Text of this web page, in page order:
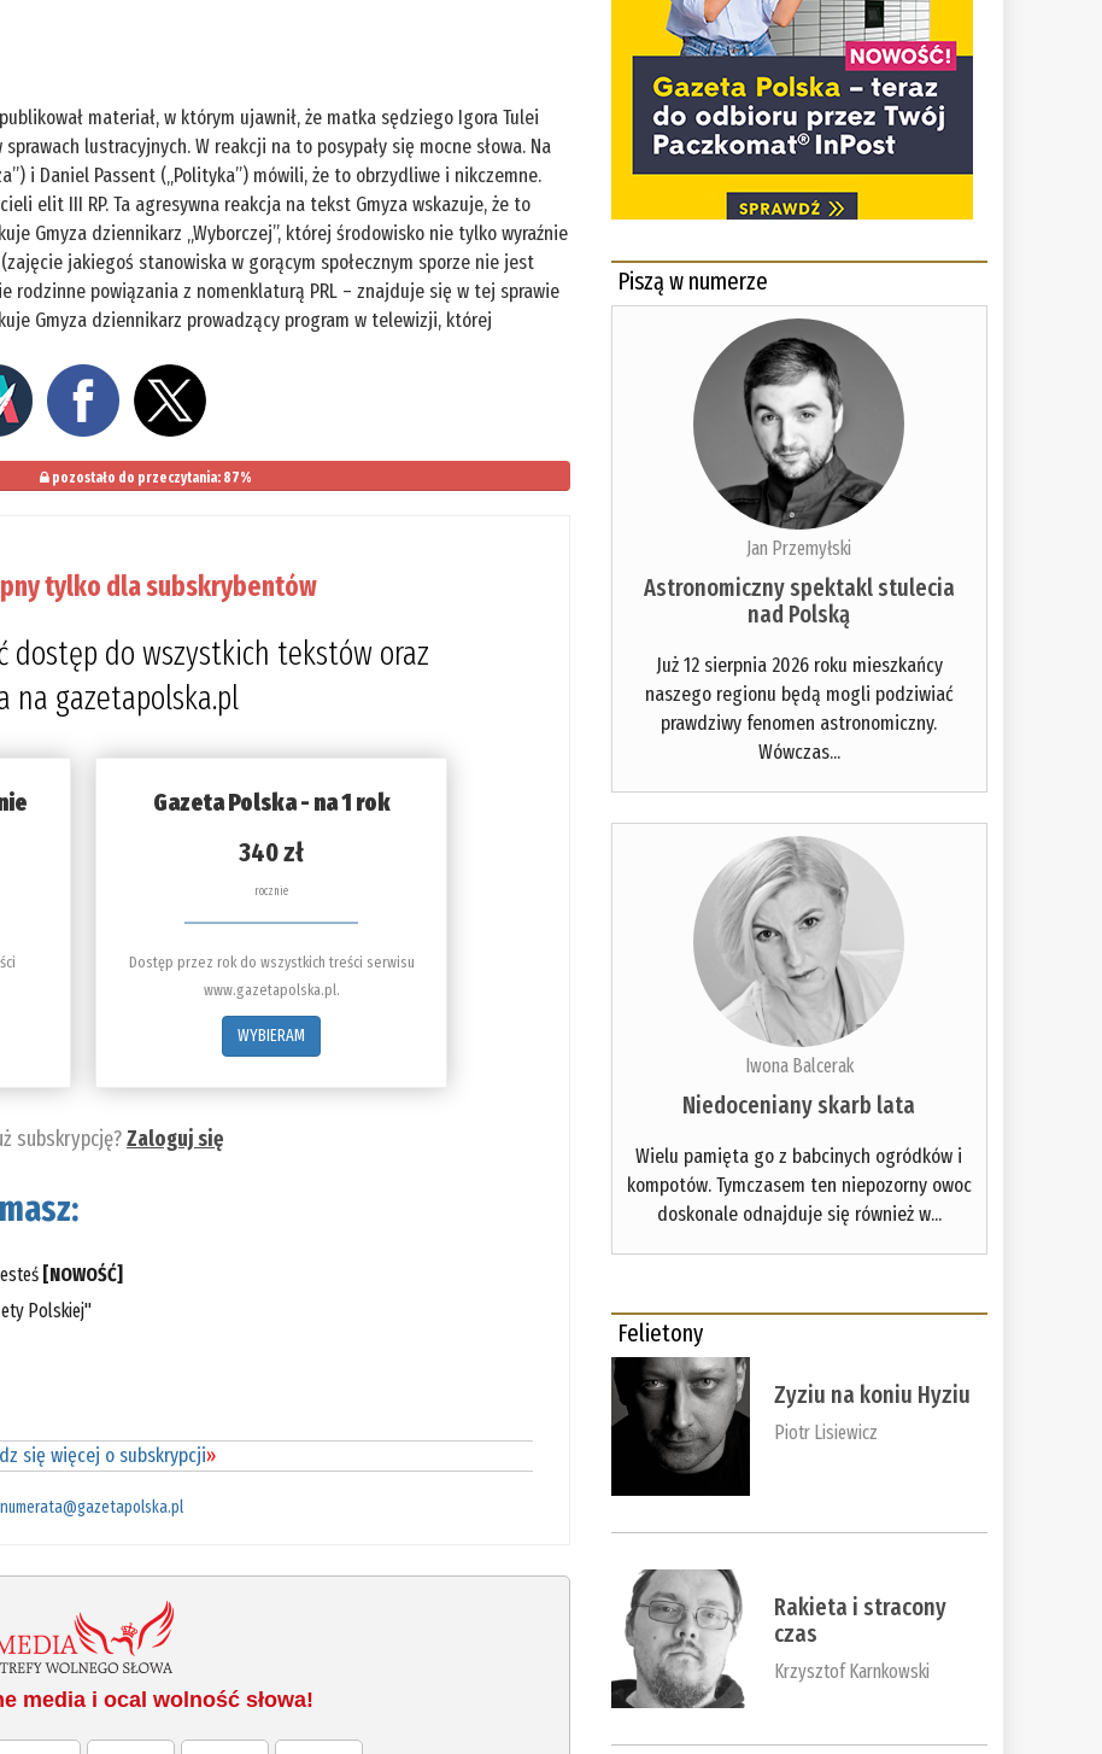
materiał, w którym ujawnił, że matka sędziego Igora Tulei
lustracyjnych. W reakcji na to posypały się mocne słowa. Na
i Daniel Passent („Polityka”) mówili, że to obrzydliwe i nikczemne.
elit III RP. Ta agresywna reakcja na tekst Gmyza wskazuje, że to
Gmyza dziennikarz „Wyborczej”, której środowisko nie tylko wyraźnie
jakiegoś stanowiska w gorącym społecznym sporze nie jest
rodzinne powiązania z nomenklaturą PRL – znajduje się w tej sprawie
Gmyza dziennikarz prowadzący program w telewizji, której
pozostało do przeczytania: 87%
tylko dla subskrybentów
dostęp do wszystkich tekstów oraz
na gazetapolska.pl
Gazeta Polska - na 1 rok
340 zł
rocznie
Dostęp przez rok do wszystkich treści serwisu
www.gazetapolska.pl.
WYBIERAM
subskrypcję?Zaloguj się
[NOWOŚĆ]
Polskiej"
się więcej o subskrypcji»
media i ocal wolność słowa!
Piszą w numerze
Jan Przemyłski
Astronomiczny spektakl stulecia
nad Polską
Już 12 sierpnia 2026 roku mieszkańcy
naszego regionu będą mogli podziwiać
prawdziwy fenomen astronomiczny.
Wówczas...
Iwona Balcerak
Niedoceniany skarb lata
Wielu pamięta go z babcinych ogródków i
kompotów. Tymczasem ten niepozorny owoc
doskonale odnajduje się również w...
Felietony
Zyziu na koniu Hyziu
Piotr Lisiewicz
Rakieta i stracony
czas
Krzysztof Karnkowski